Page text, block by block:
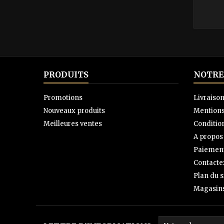
PRODUITS
Promotions
Nouveaux produits
Meilleures ventes
Livraison
A propos
Plan du